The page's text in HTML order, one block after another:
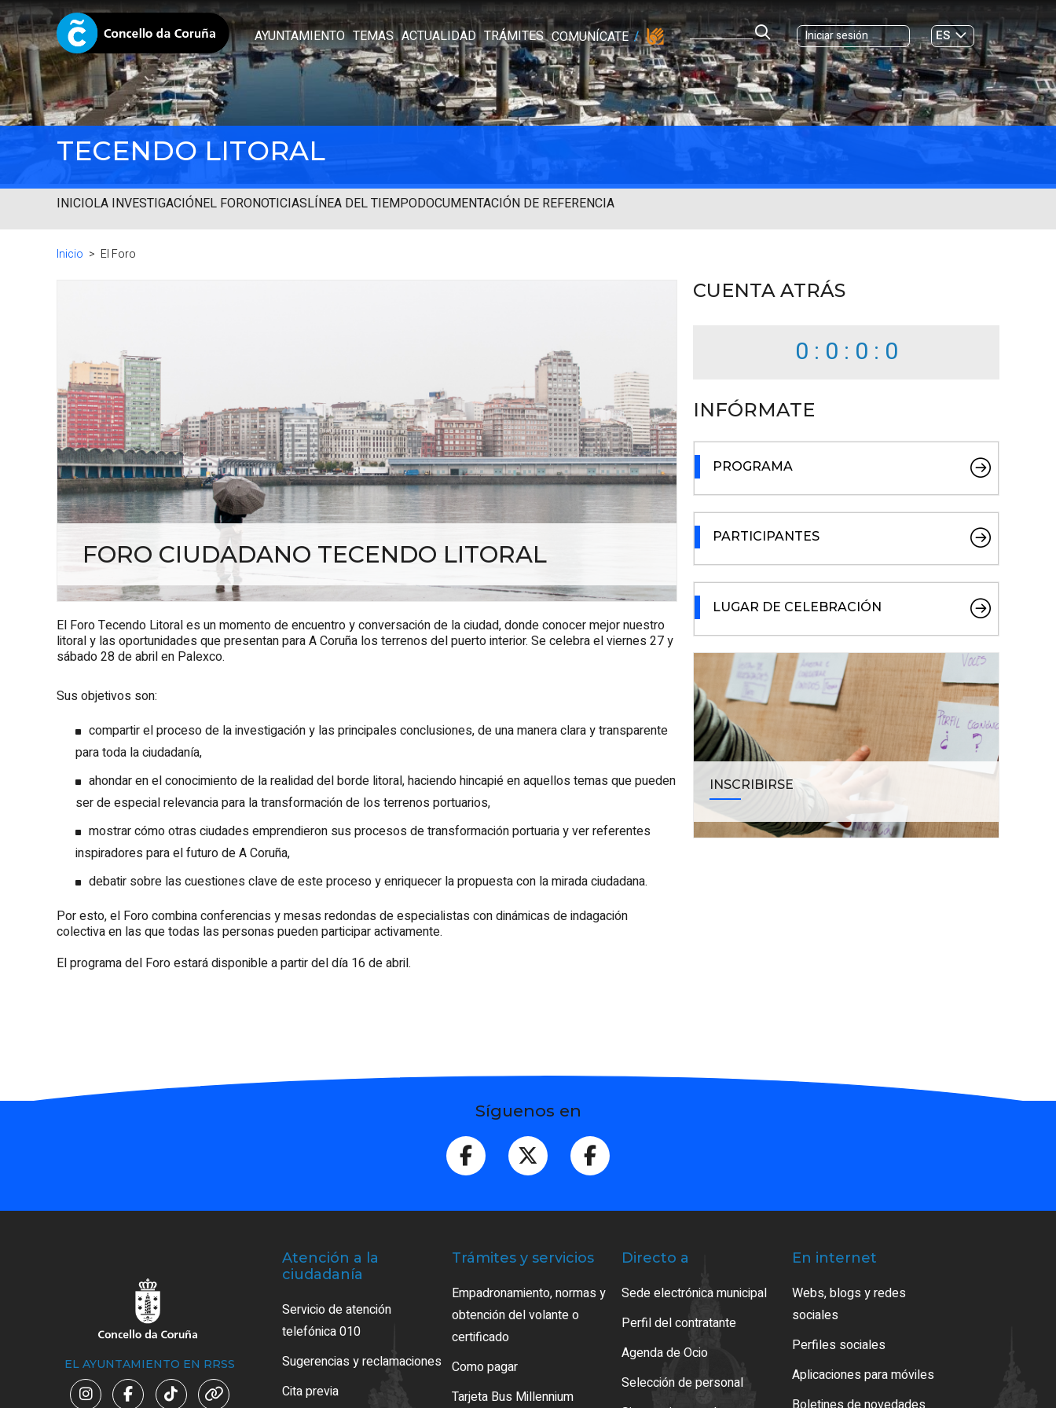
AYUNTAMIENTO TEMAS ACTUALIDAD TRÁMITES COMUNÍCATE Iniciar sesión
ES
GL
TECENDO LITORAL
INICIOLA INVESTIGACIÓNEL FORONOTICIASLÍNEA DEL TIEMPODOCUMENTACIÓN DE REFERENCIA
Inicio El Foro
FORO CIUDADANO TECENDO LITORAL
El Foro Tecendo Litoral es un momento de encuentro y conversación de la ciudad, donde conocer mejor nuestro
litoral y las oportunidades que presentan para A Coruña los terrenos del puerto interior. Se celebra el viernes 27 y
sábado 28 de abril en Palexco.
Sus objetivos son:
compartir el proceso de la investigación y las principales conclusiones, de una manera clara y transparente
para toda la ciudadanía,
ahondar en el conocimiento de la realidad del borde litoral, haciendo hincapié en aquellos temas que pueden
ser de especial relevancia para la transformación de los terrenos portuarios,
mostrar cómo otras ciudades emprendieron sus procesos de transformación portuaria y ver referentes
inspiradores para el futuro de A Coruña,
debatir sobre las cuestiones clave de este proceso y enriquecer la propuesta con la mirada ciudadana.
Por esto, el Foro combina conferencias y mesas redondas de especialistas con dinámicas de indagación
colectiva en las que todas las personas pueden participar activamente.
El programa del Foro estará disponible a partir del día 16 de abril.
CUENTA ATRÁS
0 : 0 : 0 : 0
INFÓRMATE
PROGRAMA
PARTICIPANTES
LUGAR DE CELEBRACIÓN
INSCRIBIRSE
Síguenos en
EL AYUNTAMIENTO EN RRSS
Atención a la
ciudadanía
Servicio de atención
telefónica 010
Sugerencias y reclamaciones
Cita previa
Trámites y servicios
Empadronamiento, normas y
obtención del volante o
certificado
Como pagar
Tarjeta Bus Millennium
Directo a
Sede electrónica municipal
Perfil del contratante
Agenda de Ocio
Selección de personal
En internet
Webs, blogs y redes
sociales
Perfiles sociales
Aplicaciones para móviles